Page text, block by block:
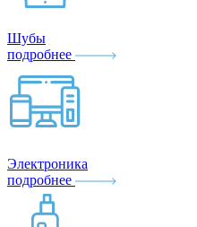
Шубы
подробнее
Электроника
подробнее